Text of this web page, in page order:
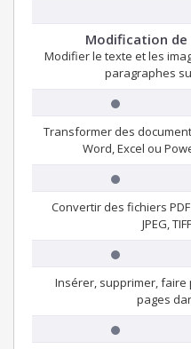
Modification de
Modifier le texte et les
paragraphes
Transformer des
Word, Excel ou
Convertir des fichiers
JPEG,
Insérer, supprimer,
pages